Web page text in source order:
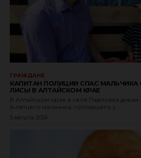
ГРАЖДАНЕ
КАПИТАН ПОЛИЦИИ СПАС МАЛЬЧИКА
ЛИСЫ В АЛТАЙСКОМ КРАЕ
В Алтайском крае в селе Павловка дикая
6‑летнего мальчика, гостившего у...
5 августа 2026